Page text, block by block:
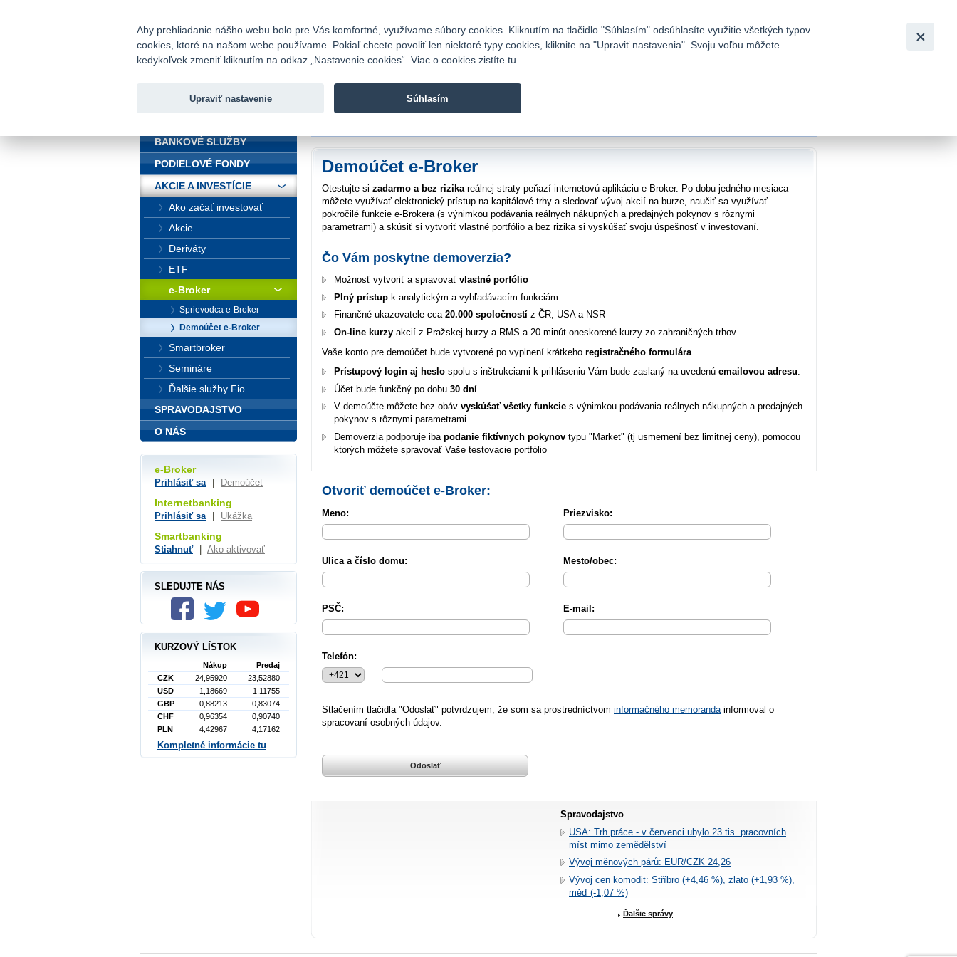
Fio banka
Fio banka sa zameriava na poskytovanie bežných bankových
Demoúčet e-Broker
Otestujte si zadarmo a bez rizika reálnej straty peňazí internetovú aplikáciu e-Broker. Po dobu jedného mesiaca
môžete využívať elektronický prístup na kapitálové trhy a sledovať vývoj akcií na burze, naučiť sa využívať
pokročilé funkcie e-Brokera (s výnimkou podávania reálnych nákupných a predajných pokynov s rôznymi
parametrami) a skúsiť si vytvoriť vlastné portfólio a bez rizika si vyskúšať svoju úspešnosť v investovaní.
Čo Vám poskytne demoverzia?
Možnosť vytvoriť a spravovať vlastné porfólio
Plný prístup k analytickým a vyhľadávacím funkciám
Finančné ukazovatele cca 20.000 spoločností z ČR, USA a NSR
On-line kurzy akcií z Pražskej burzy a RMS a 20 minút oneskorené kurzy zo zahraničných trhov
Vaše konto pre demoúčet bude vytvorené po vyplnení krátkeho registračného formulára
Prístupový login aj heslo spolu s inštrukciami k prihláseniu Vám bude zaslaný na uvedenú emailovou adresu.
Účet bude funkčný po dobu 30 dní
V demoúčte môžete bez obáv vyskúšať všetky funkcie s výnimkou podávania reálnych nákupných a predajných
pokynov s rôznymi parametrami
Demoverzia podporuje iba podanie fiktívnych pokynov typu "Market" (tj usmernení bez limitnej ceny), pomocou
ktorých môžete spravovať Vaše testovacie portfólio
Otvoriť demoúčet e-Broker:
Meno: Priezvisko:
Ulica a číslo domu: Mesto/obec:
PSČ: E-mail:
Telefón:
Stlačením tlačidla "Odoslať" potvrdzujem, že som sa prostredníctvom informačného memorandainformoval o
spracovaní osobných údajov.
Spravodajstvo
USA: Trh práce - v červenci ubylo 23 tis. pracovních
míst mimo zemědělství
Vývoj měnových párů: EUR/CZK 24,26
Vývoj cen komodit: Stříbro (+4,46 %), zlato (+1,93 %),
měď (-1,07 %)
Ďalšie správy
BANKOVÉ SLUŽBY
PODIELOVÉ FONDY
AKCIE A INVESTÍCIE
Ako začať investovať
Akcie
Deriváty
ETF
e-Broker
Sprievodca e-Broker
Demoúčet e-Broker
Smartbroker
Semináre
Ďalšie služby Fio
SPRAVODAJSTVO
O NÁS
e-Broker
Prihlásiť sa Demoúčet
Internetbanking
Prihlásiť sa Ukážka
Smartbanking
Stiahnuť Ako aktivovať
SLEDUJTE NÁS
KURZOVÝ LÍSTOK
Nákup
Predaj
CZK
24,95920
23,52880
USD
1,18669
1,11755
GBP
0,88213
0,83074
CHF
0,96354
0,90740
PLN
4,42967 4,17162
Kompletné informácie tu
Aby prehliadanie nášho webu bolo pre Vás komfortné, využívame súbory cookies. Kliknutím na tlačidlo "Súhlasím" odsúhlasíte využitie všetkých typov
cookies, ktoré na našom webe používame. Pokiaľ chcete povoliť len niektoré typy cookies, kliknite na "Upraviť nastavenia". Svoju voľbu môžete
kedykoľvek zmeniť kliknutím na odkaz „Nastavenie cookies“. Viac o cookies zistíte tu
Upraviť nastavenie Súhlasím